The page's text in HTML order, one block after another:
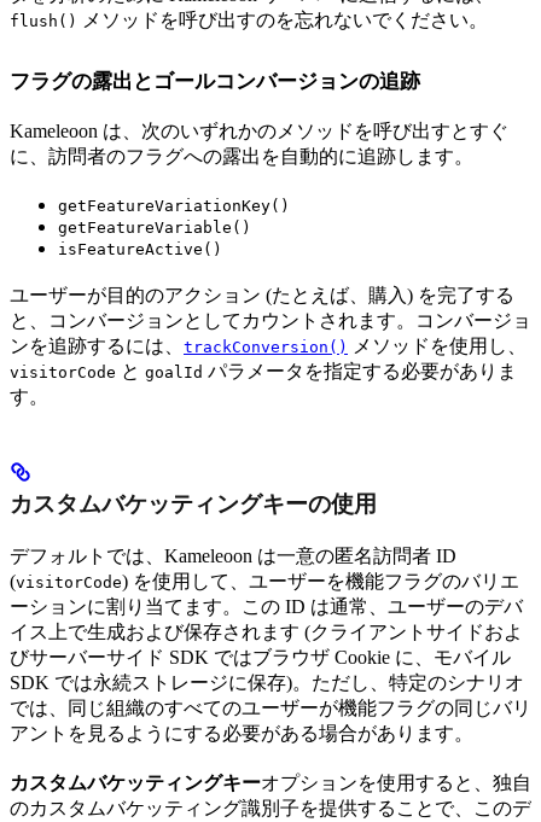
flush() メソッドを呼び出すのを忘れないでください。
フラグの露出とゴールコンバージョンの追跡
Kameleoon は、次のいずれかのメソッドを呼び出すとすぐ
に、訪問者のフラグへの露出を自動的に追跡します。
getFeatureVariationKey()
getFeatureVariable()
isFeatureActive()
ユーザーが目的のアクション (たとえば、購入) を完了する
と、コンバージョンとしてカウントされます。コンバージョ
ンを追跡するには、 trackConversion() メソッドを使用し、
visitorCode と goalId パラメータを指定する必要がありま
す。
カスタムバケッティングキーの使用
デフォルトでは、Kameleoon は一意の匿名訪問者 ID
(visitorCode) を使用して、ユーザーを機能フラグのバリエ
ーションに割り当てます。この ID は通常、ユーザーのデバ
イス上で生成および保存されます (クライアントサイドおよ
びサーバーサイド SDK ではブラウザ Cookie に、モバイル
SDK では永続ストレージに保存)。ただし、特定のシナリオ
では、同じ組織のすべてのユーザーが機能フラグの同じバリ
アントを見るようにする必要がある場合があります。
カスタムバケッティングキーオプションを使用すると、独自
のカスタムバケッティング識別子を提供することで、このデ